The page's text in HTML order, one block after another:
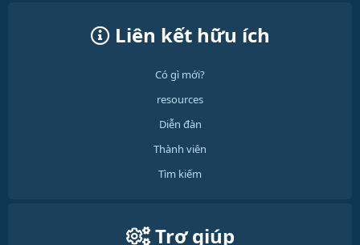
Liên kết hữu ích
Có gì mới?
resources
Diễn đàn
Thành viên
Tìm kiếm
Trợ giúp